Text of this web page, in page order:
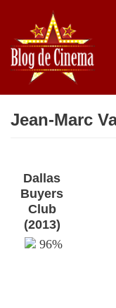
Sari
la
conținut
Jean-Marc
Dallas
Buyers
Club
(2013)
96%